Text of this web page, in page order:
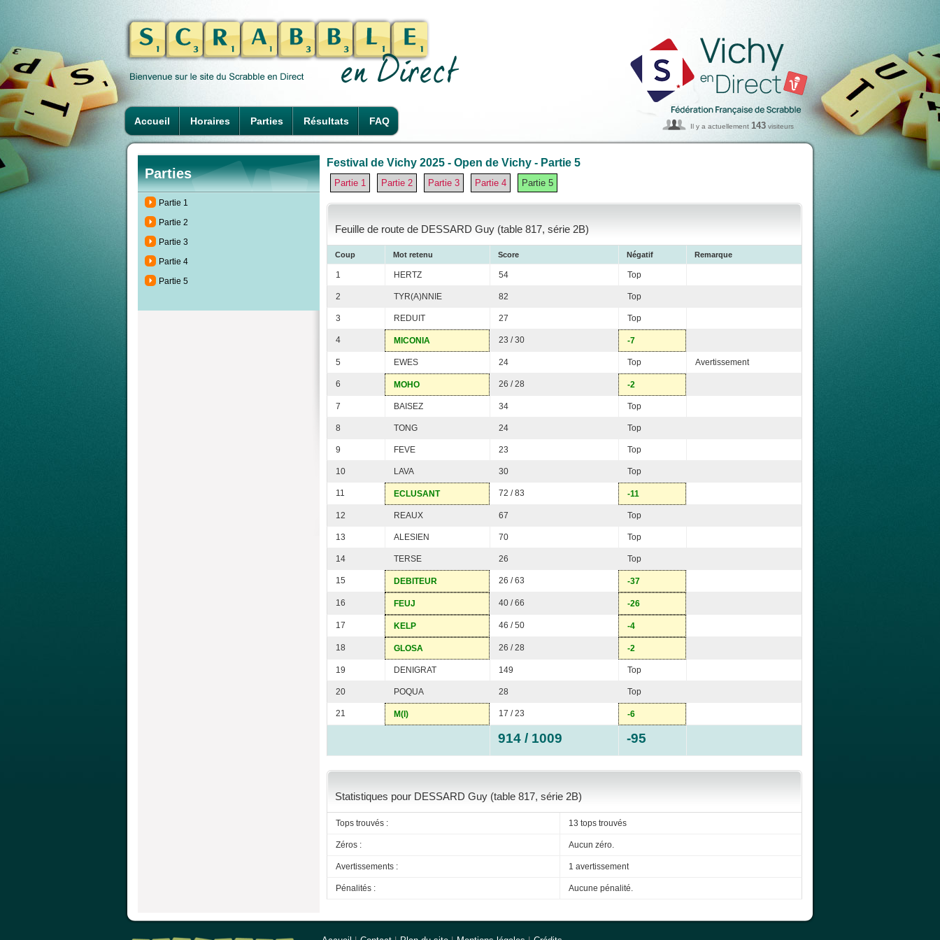
Accueil Horaires Parties Résultats FAQ Il y a actuellement 143 visiteurs
Parties
Partie 1
Partie 2
Partie 3
Partie 4
Partie 5
Festival de Vichy 2025 - Open de Vichy - Partie 5
Partie 1 Partie 2 Partie 3 Partie 4 Partie 5
Feuille de route de DESSARD Guy (table 817, série 2B)
Coup Mot retenu Score Négatif Remarque
1 HERTZ 54 Top
2 TYR(A)NNIE 82 Top
3 REDUIT 27 Top
4 MICONIA 23 / 30 -7
5 EWES 24 Top Avertissement
6 MOHO 26 / 28 -2
7 BAISEZ 34 Top
8 TONG 24 Top
9 FEVE 23 Top
10 LAVA 30 Top
11 ECLUSANT 72 / 83 -11
12 REAUX 67 Top
13 ALESIEN 70 Top
14 TERSE 26 Top
15 DEBITEUR 26 / 63 -37
16 FEUJ 40 / 66 -26
17 KELP 46 / 50 -4
18 GLOSA 26 / 28 -2
19 DENIGRAT 149 Top
20 POQUA 28 Top
21 M(I) 17 / 23 -6
914 / 1009 -95
Statistiques pour DESSARD Guy (table 817, série 2B)
Tops trouvés : 13 tops trouvés
Zéros : Aucun zéro.
Avertissements : 1 avertissement
Pénalités : Aucune pénalité.